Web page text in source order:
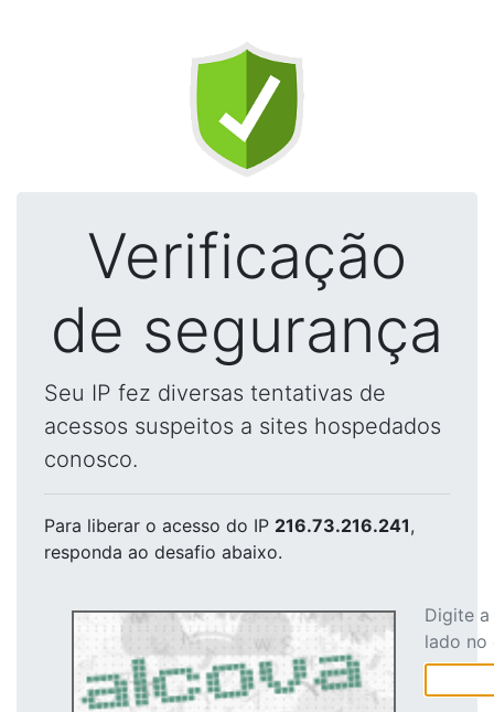
Verificação
de segurança
Seu IP fez diversas tentativas de
acessos suspeitos a sites hospedados
conosco.
Para liberar o acesso do IP 216.73.216.241,
responda ao desafio abaixo.
Digite
lado no